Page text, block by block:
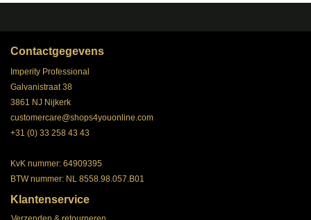
Contactgegevens
Imperity Professional
Galvanistraat 38
3861 NJ Nijkerk
customercare@shops4youonline.com
+31 (0) 33 258 43 43
KvK nummer: 64909395
BTW nummer: NL 8558.98.057.B01
Klantenservice